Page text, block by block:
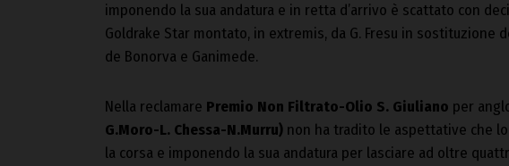
imponendo la sua andatura e in retta d’arrivo è scattato con
Goldrake Star montato, in extremis, da G. Fresu in sostituzione
de Bonorva e Ganimede.
Nella reclamare Premio Non Filtrato-Olio S. Giuliano per
G.Moro-L. Chessa-N.Murru) non ha tradito le aspettative che
la corsa e imponendo la sua andatura per lasciare ad oltre